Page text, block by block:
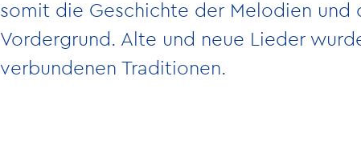
somit die Geschichte der Melodien und
Vordergrund. Alte und neue Lieder
verbundenen Traditionen.